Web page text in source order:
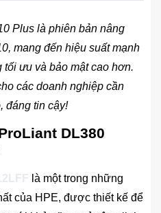
Plus là phiên bản nâng
mang đến hiệu suất mạnh
ưu và bảo mật cao hơn.
các doanh nghiệp cần
đáng tin cậy!
DL380
là một trong những
của HPE, được thiết kế để